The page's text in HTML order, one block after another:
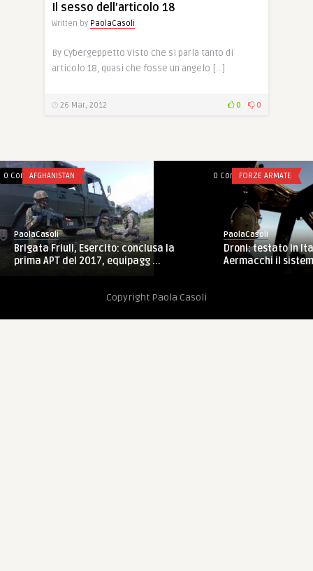
Il sesso dell’articolo 18
Written by PaolaCasoli
By Cybergeppetto Visto che si parla tanto di
articolo 18, quasi che fosse un angelo […]
26 Mar, 2012 0 0
0 CommentsAFGHANISTAN
PaolaCasoli
Brigata Friuli, Esercito: conclusa la
prima APT del 2017, equipagg ...
0 CommentsFORZE ARMATE
PaolaCasoli
Droni: testato in
Aermacchi il
Copyright Paola Casoli